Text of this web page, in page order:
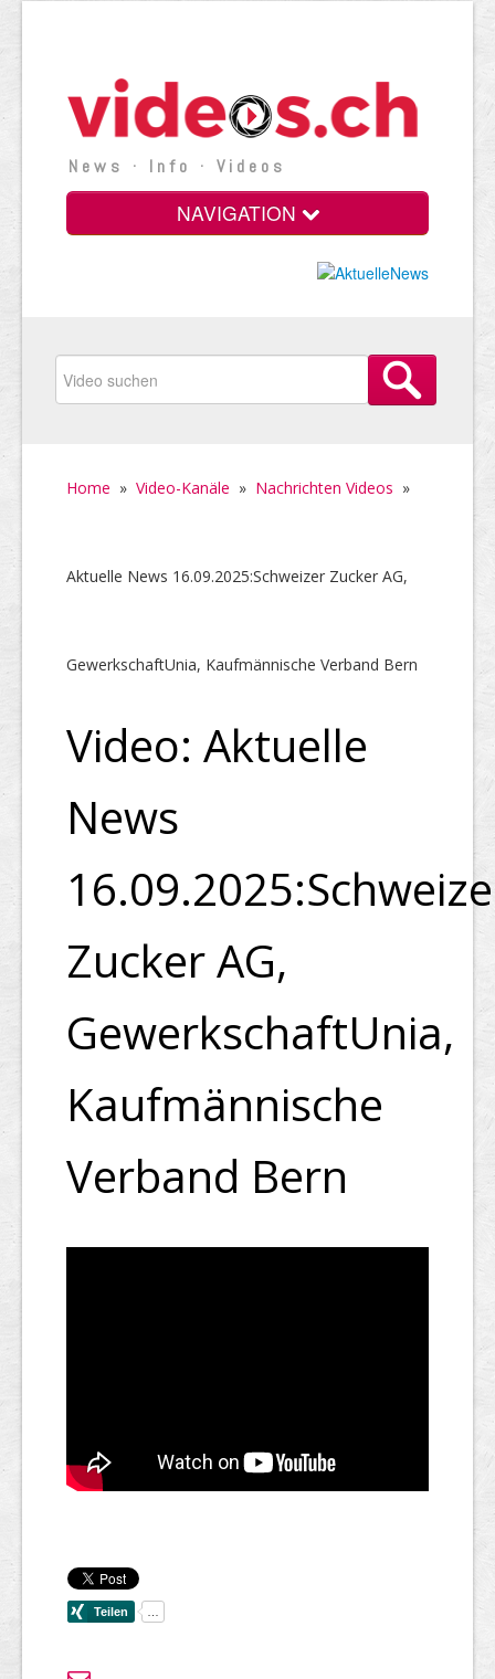
News · Info · Videos
NAVIGATION
Home » Video-Kanäle » Nachrichten Videos »
Aktuelle News 16.09.2025:Schweizer Zucker AG,
GewerkschaftUnia, Kaufmännische Verband Bern
Video: Aktuelle
News
Zucker AG,
GewerkschaftUnia,
Kaufmännische
Verband Bern